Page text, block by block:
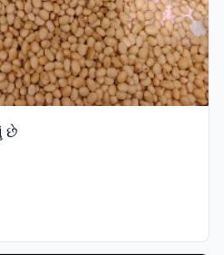
છે